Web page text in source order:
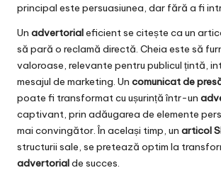
principal este persuasiunea, dar fără a fi
Un advertorialeficient se citește ca un
să pară o reclamă directă. Cheia este să
valoroase, relevante pentru publicul țintă,
mesajul de marketing. Un comunicat de
poate fi transformat cu ușurință într-un
captivant, prin adăugarea de elemente
mai convingător. În același timp, un articol
structurii sale, se pretează optim la
advertorialde succes.